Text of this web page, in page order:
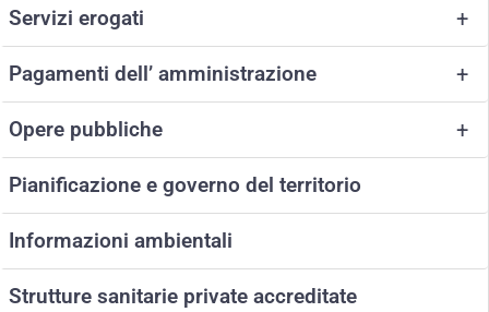
+
Servizi erogati
+
Pagamenti dell’ amministrazione
+
Opere pubbliche
Pianificazione e governo del territorio
Informazioni ambientali
Strutture sanitarie private accreditate